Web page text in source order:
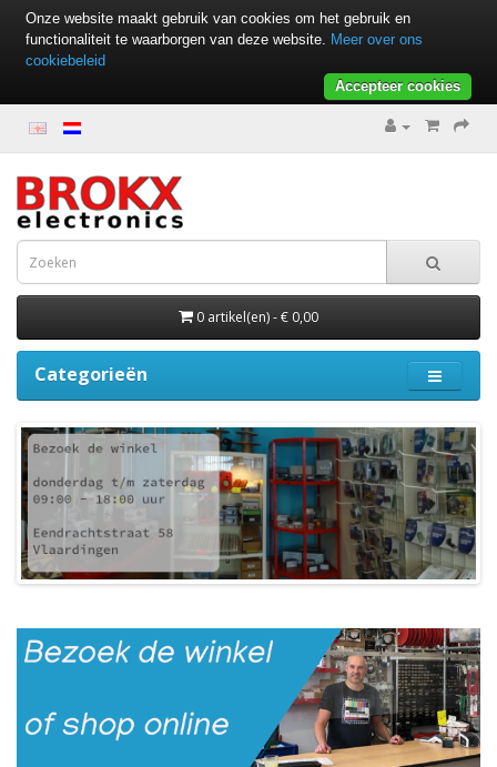
0 artikel(en) - € 0,00
Categorieën
Onze website maakt gebruik van cookies om het gebruik en
functionaliteit te waarborgen van deze website. Meer over ons
cookiebeleid
Accepteer cookies